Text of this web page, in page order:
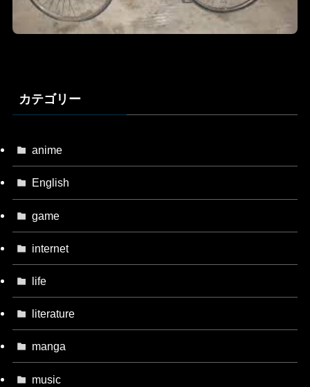
カテゴリー
anime
English
game
internet
life
literature
manga
music